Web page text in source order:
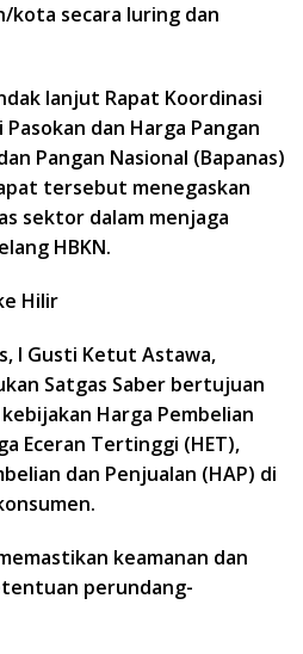
kota secara luring dan
lanjut Rapat Koordinasi
dan Harga Pangan
Pangan Nasional (Bapanas)
tersebut menegaskan
sektor dalam menjaga
HBKN.
Hilir
I Gusti Ketut Astawa,
Satgas Saber bertujuan
Harga Pembelian
Eceran Tertinggi (HET),
dan Penjualan (HAP) di
keamanan dan
perundang-